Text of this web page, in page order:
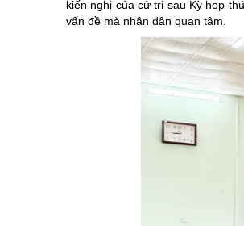
kiến nghị của cử tri sau Kỳ họp
vấn đề mà nhân dân quan tâm.